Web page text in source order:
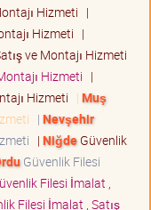
Hizmeti |
Hizmeti |
ve Montajı Hizmeti
Hizmeti |
Hizmeti | Muş
| Nevşehir
| NiğdeGüvenlik
Güvenlik Filesi
Filesi İmalat ,
Filesi İmalat , Satış